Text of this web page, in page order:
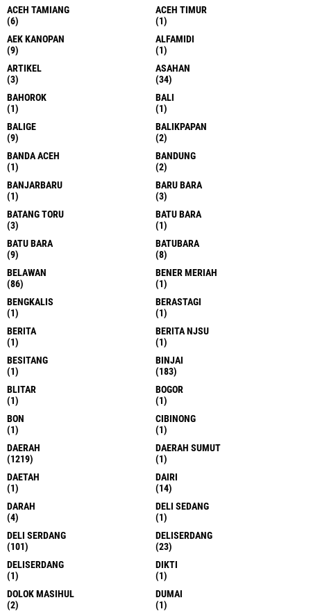
ACEH TAMIANG
(6)
ACEH TIMUR
(1)
AEK KANOPAN
(9)
ALFAMIDI
(1)
ARTIKEL
(3)
ASAHAN
(34)
BAHOROK
(1)
BALI
(1)
BALIGE
(9)
BALIKPAPAN
(2)
BANDA ACEH
(1)
BANDUNG
(2)
BANJARBARU
(1)
BARU BARA
(3)
BATANG TORU
(3)
BATU BARA
(1)
BATU BARA
(9)
BATUBARA
(8)
BELAWAN
(86)
BENER MERIAH
(1)
BENGKALIS
(1)
BERASTAGI
(1)
BERITA
(1)
BERITA NJSU
(1)
BESITANG
(1)
BINJAI
(183)
BLITAR
(1)
BOGOR
(1)
BON
(1)
CIBINONG
(1)
DAERAH
(1219)
DAERAH SUMUT
(1)
DAETAH
(1)
DAIRI
(14)
DARAH
(4)
DELI SEDANG
(1)
DELI SERDANG
(101)
DELISERDANG
(23)
DELISERDANG
(1)
DIKTI
(1)
DOLOK MASIHUL
(2)
DUMAI
(1)